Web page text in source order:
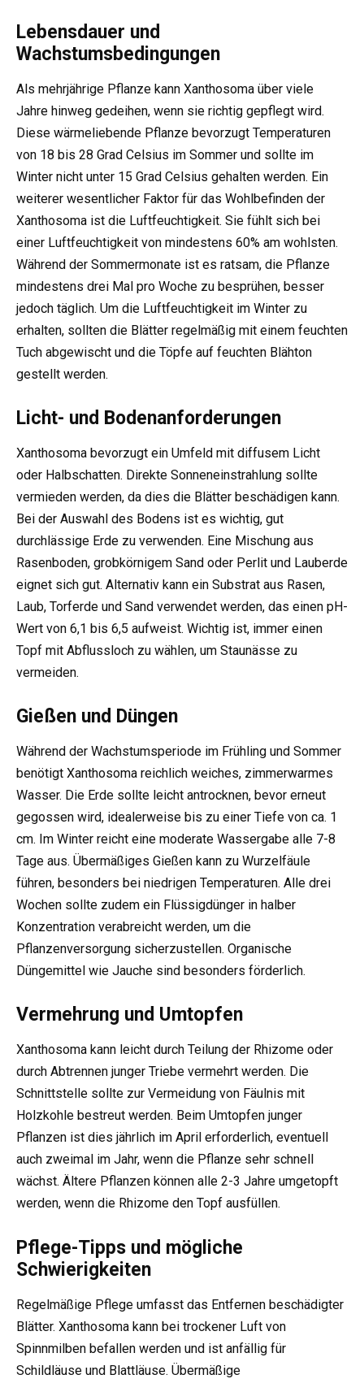
Lebensdauer und
Wachstumsbedingungen
Als mehrjährige Pflanze kann Xanthosoma über viele
Jahre hinweg gedeihen, wenn sie richtig gepflegt wird.
Diese wärmeliebende Pflanze bevorzugt Temperaturen
von 18 bis 28 Grad Celsius im Sommer und sollte im
Winter nicht unter 15 Grad Celsius gehalten werden. Ein
weiterer wesentlicher Faktor für das Wohlbefinden der
Xanthosoma ist die Luftfeuchtigkeit. Sie fühlt sich bei
einer Luftfeuchtigkeit von mindestens 60% am wohlsten.
Während der Sommermonate ist es ratsam, die Pflanze
mindestens drei Mal pro Woche zu besprühen, besser
jedoch täglich. Um die Luftfeuchtigkeit im Winter zu
erhalten, sollten die Blätter regelmäßig mit einem feuchten
Tuch abgewischt und die Töpfe auf feuchten Blähton
gestellt werden.
Licht- und Bodenanforderungen
Xanthosoma bevorzugt ein Umfeld mit diffusem Licht
oder Halbschatten. Direkte Sonneneinstrahlung sollte
vermieden werden, da dies die Blätter beschädigen kann.
Bei der Auswahl des Bodens ist es wichtig, gut
durchlässige Erde zu verwenden. Eine Mischung aus
Rasenboden, grobkörnigem Sand oder Perlit und Lauberde
eignet sich gut. Alternativ kann ein Substrat aus Rasen,
Laub, Torferde und Sand verwendet werden, das einen pH-
Wert von 6,1 bis 6,5 aufweist. Wichtig ist, immer einen
Topf mit Abflussloch zu wählen, um Staunässe zu
vermeiden.
Gießen und Düngen
Während der Wachstumsperiode im Frühling und Sommer
benötigt Xanthosoma reichlich weiches, zimmerwarmes
Wasser. Die Erde sollte leicht antrocknen, bevor erneut
gegossen wird, idealerweise bis zu einer Tiefe von ca. 1
cm. Im Winter reicht eine moderate Wassergabe alle 7-8
Tage aus. Übermäßiges Gießen kann zu Wurzelfäule
führen, besonders bei niedrigen Temperaturen. Alle drei
Wochen sollte zudem ein Flüssigdünger in halber
Konzentration verabreicht werden, um die
Pflanzenversorgung sicherzustellen. Organische
Düngemittel wie Jauche sind besonders förderlich.
Vermehrung und Umtopfen
Xanthosoma kann leicht durch Teilung der Rhizome oder
durch Abtrennen junger Triebe vermehrt werden. Die
Schnittstelle sollte zur Vermeidung von Fäulnis mit
Holzkohle bestreut werden. Beim Umtopfen junger
Pflanzen ist dies jährlich im April erforderlich, eventuell
auch zweimal im Jahr, wenn die Pflanze sehr schnell
wächst. Ältere Pflanzen können alle 2-3 Jahre umgetopft
werden, wenn die Rhizome den Topf ausfüllen.
Pflege-Tipps und mögliche
Schwierigkeiten
Regelmäßige Pflege umfasst das Entfernen beschädigter
Blätter. Xanthosoma kann bei trockener Luft von
Spinnmilben befallen werden und ist anfällig für
Schildläuse und Blattläuse. Übermäßige